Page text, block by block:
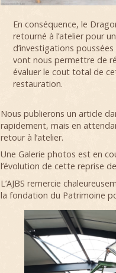
En conséquence, le
retourné à l’atelier pour
d’investigations poussées
vont nous permettre de
évaluer le cout total de
restauration.
Nous publierons un article
rapidement, mais en
retour à l’atelier.
Une Galerie photos est en
l’évolution de cette reprise
L’AJBS remercie
la fondation du Patrimoine